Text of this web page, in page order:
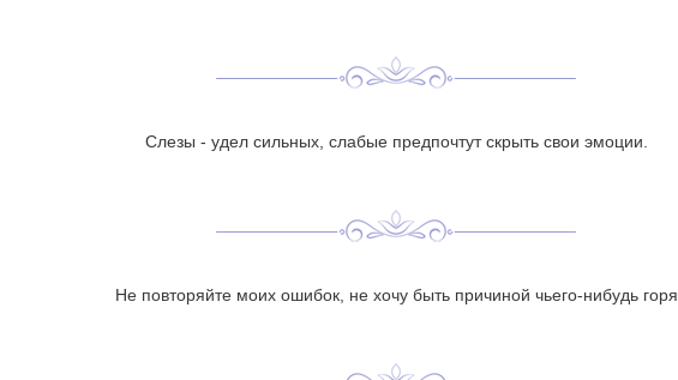
Слезы - удел сильных, слабые предпочтут скрыть свои эмоции.
Не повторяйте моих ошибок, не хочу быть причиной чьего-нибудь горя